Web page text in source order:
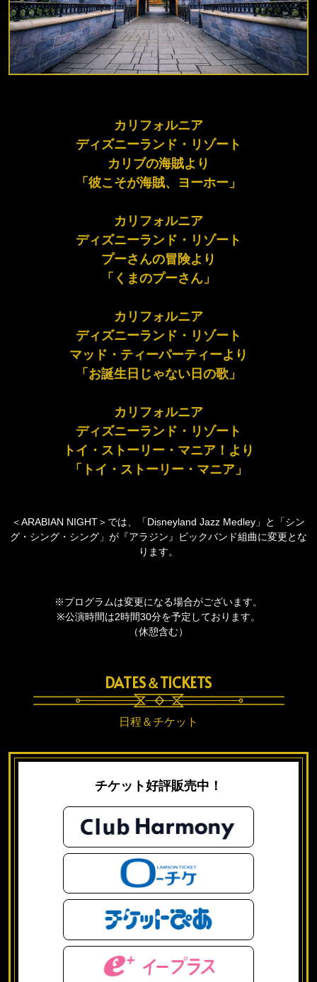
カリフォルニア
ディズニーランド・リゾート
カリブの海賊より
「彼こそが海賊、ヨーホー」
カリフォルニア
ディズニーランド・リゾート
プーさんの冒険より
「くまのプーさん」
カリフォルニア
ディズニーランド・リゾート
マッド・ティーパーティーより
「お誕生日じゃない日の歌」
カリフォルニア
ディズニーランド・リゾート
トイ・ストーリー・マニア！より
「トイ・ストーリー・マニア」
＜ARABIAN NIGHT＞では、「Disneyland Jazz Medley」と「シン
グ・シング・シング」が『アラジン』ビックバンド組曲に変更とな
ります。
※プログラムは変更になる場合がございます。
※公演時間は2時間30分を予定しております。
（休憩含む）
DATES＆TICKETS
日程＆チケット
チケット好評販売中！